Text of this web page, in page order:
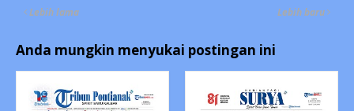
Lebih baru
Lebih lama
Anda mungkin menyukai postingan ini